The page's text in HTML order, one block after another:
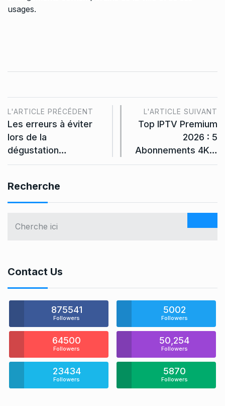
usages.
L'ARTICLE PRÉCÉDENT
Les erreurs à éviter
lors de la
dégustation…
L'ARTICLE SUIVANT
Top IPTV Premium
2026 : 5
Abonnements 4K…
Recherche
Contact Us
875541
Followers
5002
Followers
64500
Followers
50,254
Followers
23434
Followers
5870
Followers